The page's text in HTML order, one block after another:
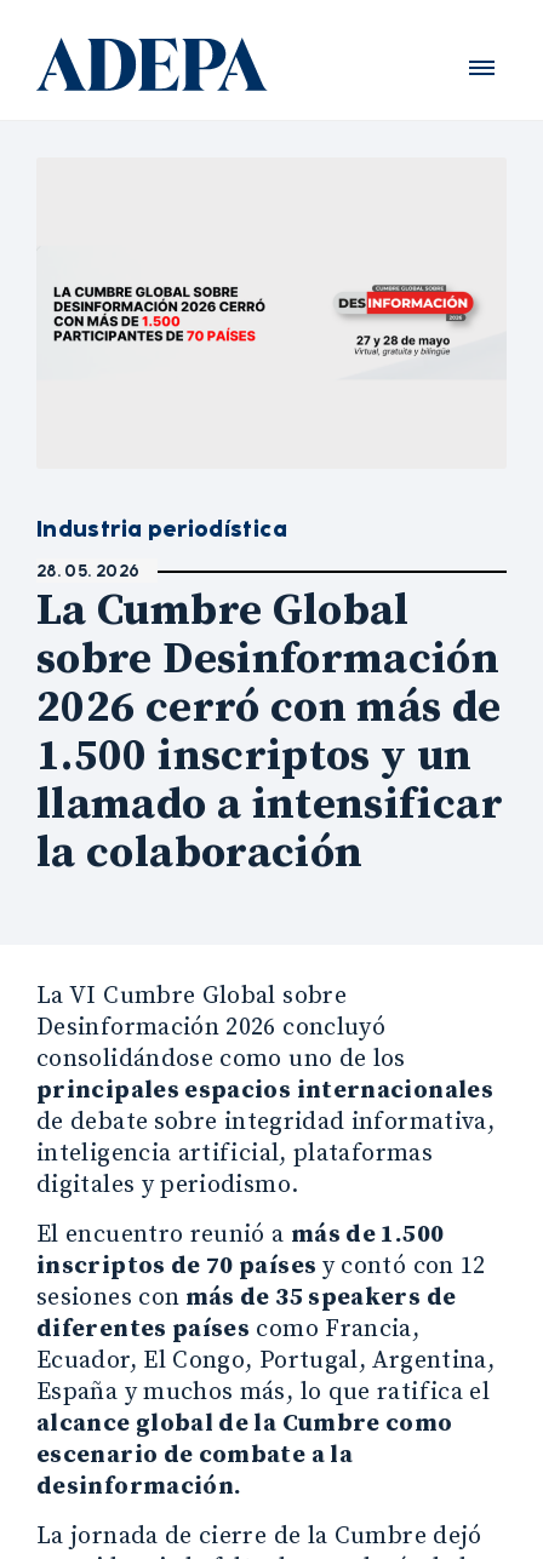
Industria periodística
28. 05. 2026
La Cumbre Global
sobre Desinformación
2026 cerró con más de
1.500 inscriptos y un
llamado a intensificar
la colaboración
La VI Cumbre Global sobre
Desinformación 2026 concluyó
consolidándose como uno de los
principales espacios internacionales
de debate sobre integridad informativa,
inteligencia artificial, plataformas
digitales y periodismo.
El encuentro reunió a más de 1.500
inscriptos de 70 países y contó con 12
sesiones con más de 35 speakers de
diferentes países como Francia,
Ecuador, El Congo, Portugal, Argentina,
España y muchos más, lo que ratifica el
alcance global de la Cumbre como
escenario de combate a la
desinformación.
La jornada de cierre de la Cumbre dejó